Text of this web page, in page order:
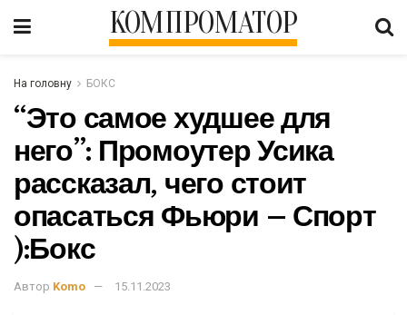
КОМПРОМАТОР
На головну БОКС
“Это самое худшее для
него”: Промоутер Усика
рассказал, чего стоит
опасаться Фьюри – Спорт
):Бокс
Автор Komo 15.11.2023